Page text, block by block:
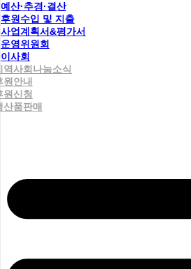
예산·추경·결산
후원수입 및 지출
사업계획서&평가서
운영위원회
이사회
역사회나눔소식
원안내
원신청
산품판매